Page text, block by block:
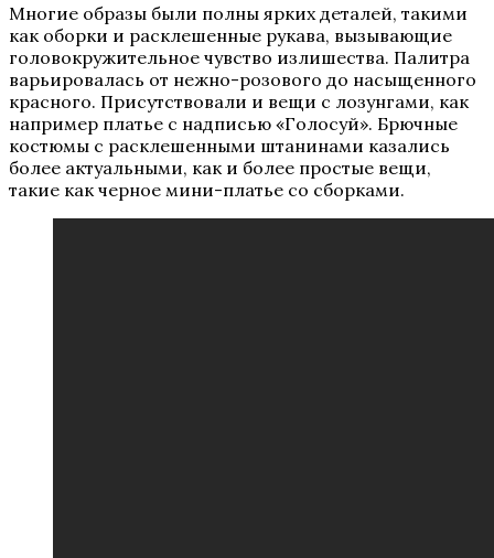
Многие образы были полны ярких деталей, такими
как оборки и расклешенные рукава, вызывающие
головокружительное чувство излишества. Палитра
варьировалась от нежно-розового до насыщенного
красного. Присутствовали и вещи с лозунгами, как
например платье с надписью «Голосуй». Брючные
костюмы с расклешенными штанинами казались
более актуальными, как и более простые вещи,
такие как черное мини-платье со сборками.